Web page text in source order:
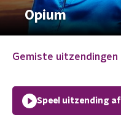
Opium
Gemiste uitzendingen
Speel uitzending af